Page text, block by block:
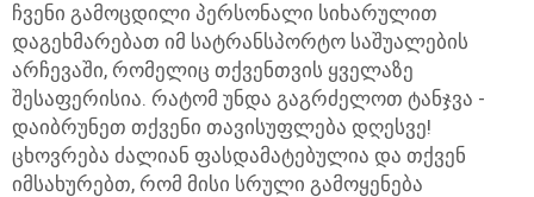
ჩვენი გამოცდილი პერსონალი სიხარულით
დაგეხმარებათ იმ სატრანსპორტო საშუალების
არჩევაში, რომელიც თქვენთვის ყველაზე
შესაფერისია. რატომ უნდა გაგრძელოთ ტანჯვა -
დაიბრუნეთ თქვენი თავისუფლება დღესვე!
ცხოვრება ძალიან ფასდამატებულია და თქვენ
იმსახურებთ, რომ მისი სრული გამოყენება